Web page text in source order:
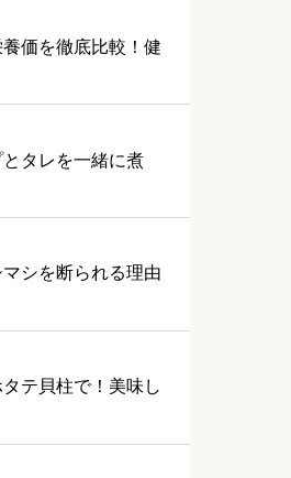
価を徹底比較！健
タレを一緒に煮
シを断られる理由
テ貝柱で！美味し